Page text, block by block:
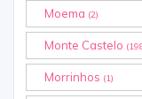
Moema (2)
Monte Castelo
Morrinhos (1)